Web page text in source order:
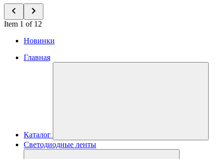
Item 1 of 12
Новинки
Главная
Каталог
Светодиодные ленты